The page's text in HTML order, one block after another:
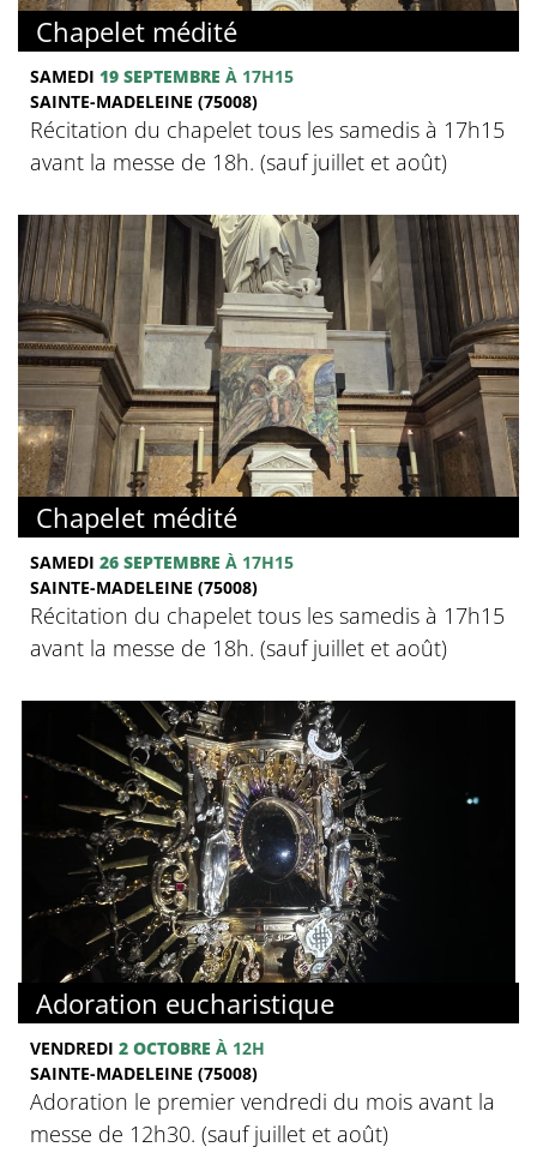
Chapelet médité
SAMEDI 19 SEPTEMBRE À 17H15
SAINTE-MADELEINE (75008)
Récitation du chapelet tous les samedis à 17h15
avant la messe de 18h. (sauf juillet et août)
Chapelet médité
SAMEDI 26 SEPTEMBRE À 17H15
SAINTE-MADELEINE (75008)
Récitation du chapelet tous les samedis à 17h15
avant la messe de 18h. (sauf juillet et août)
Adoration eucharistique
VENDREDI 2 OCTOBRE À 12H
SAINTE-MADELEINE (75008)
Adoration le premier vendredi du mois avant la
messe de 12h30. (sauf juillet et août)